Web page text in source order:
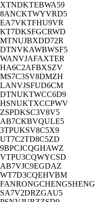
XTNDKTEBWA59
8ANCKTWYVRD5
EA7VKTFHU9VR
KT7DKSFGCRWD
MTNUJBXDD72R
DTNVKAWBWSF5
WANVJAFAXTER
HA6C2AFBXSZV
MS7C3SV8DMZH
LANVJSFUD6CM
DTNUKTWCC6D9
HSNUKTXCCPWV
ZSPDKSC3V8V5
AB7CKBVQULE5
3TPUKSV8C5X9
UT7C2TD8C5ZD
9BPCJCQGHAWZ
VTPU3CQWYCSD
AB7VJC9EGDAZ
WT7D3CQEHVBM
FANRONGCHENGSHENG
SA7V2DRZGAU5